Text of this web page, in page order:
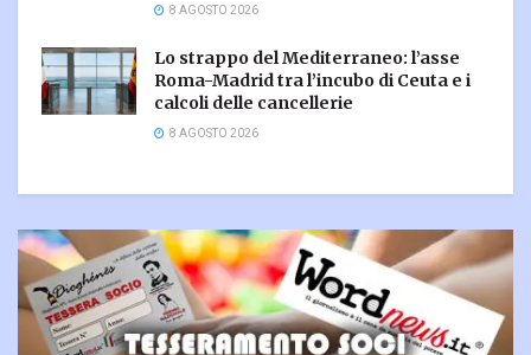
8 AGOSTO 2026
Lo strappo del Mediterraneo: l’asse
Roma-Madrid tra l’incubo di Ceuta e i
calcoli delle cancellerie
8 AGOSTO 2026